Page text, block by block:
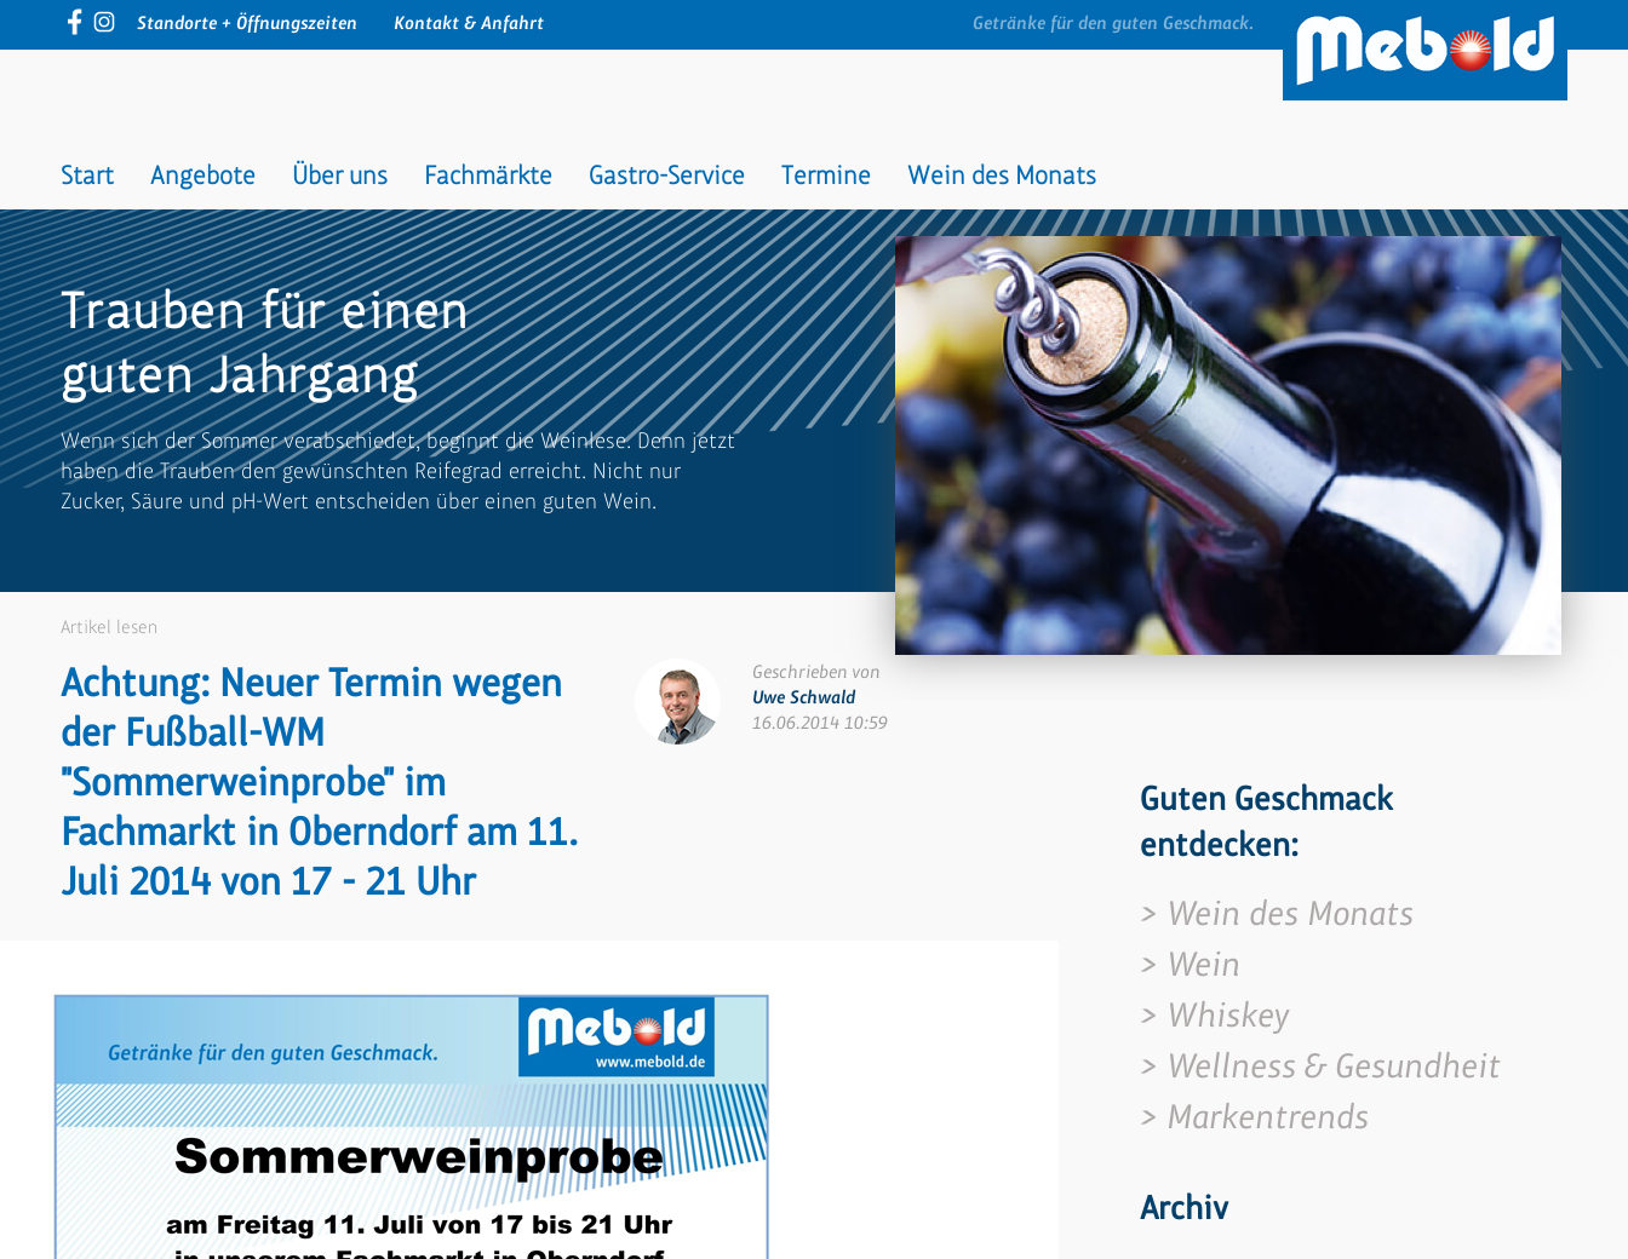
Navigation
Standorte + Öffnungszeiten Kontakt & Anfahrt Getränke für den guten Geschmack.
überspringen
Start Angebote Über uns Fachmärkte Gastro-Service Termine Wein des Monats
Trauben für einen
guten Jahrgang
Wenn sich der Sommer verabschiedet, beginnt die Weinlese. Denn jetzt
haben die Trauben den gewünschten Reifegrad erreicht. Nicht nur
Zucker, Säure und pH-Wert entscheiden über einen guten Wein.
Artikel lesen
Achtung: Neuer Termin wegen
der Fußball-WM
"Sommerweinprobe" im
Fachmarkt in Oberndorf am 11.
Juli 2014 von 17 - 21 Uhr
Geschrieben von
Uwe Schwald
16.06.2014 10:59
Guten Geschmack
entdecken:
Wein des Monats
Wein
Whiskey
Wellness & Gesundheit
Markentrends
Archiv